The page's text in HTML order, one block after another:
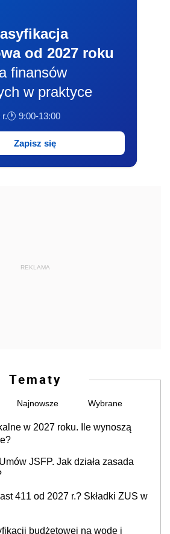
od 2027 roku
finansów
w praktyce
🕐 9:00-13:00
Zapisz się
REKLAMA
Tematy
Najnowsze Wybrane
w 2027 roku. Ile wynoszą
JSFP. Jak działa zasada
411 od 2027 r.? Składki ZUS w
budżetowej na wodę i